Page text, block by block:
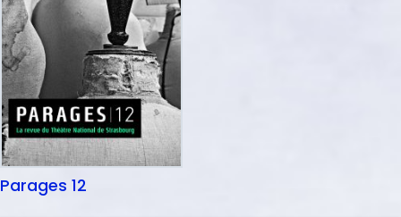
Parages 12